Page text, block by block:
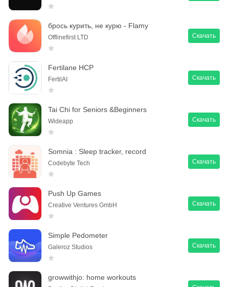
брось курить, не курю - Flamy
Offlinefirst LTD Скачать
Fertilane HCP
FertilAI Скачать
Tai Chi for Seniors &Beginners
Wideapp Скачать
Somnia : Sleep tracker, record
Codebyte Tech Скачать
Push Up Games
Creative Ventures GmbH Скачать
Simple Pedometer
Galeroz Studios Скачать
growwithjo: home workouts